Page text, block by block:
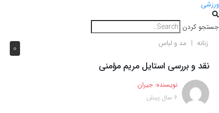
ورزشی
جستجو کردن
0 زنانه مد و لباس
نقد و بررسی استایل مریم مؤمنی
نویسنده: جیران
6 سال پیش